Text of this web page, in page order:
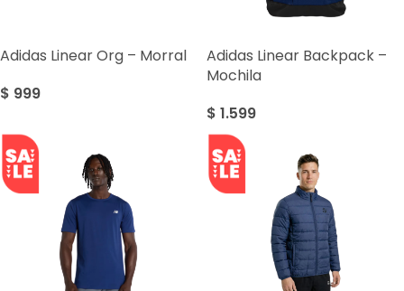
Adidas Linear Org – Morral
$ 999
Adidas Linear Backpack –
Mochila
$ 1.599